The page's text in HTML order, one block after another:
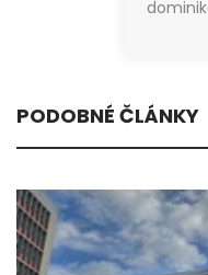
PODOBNÉ ČLÁNKY